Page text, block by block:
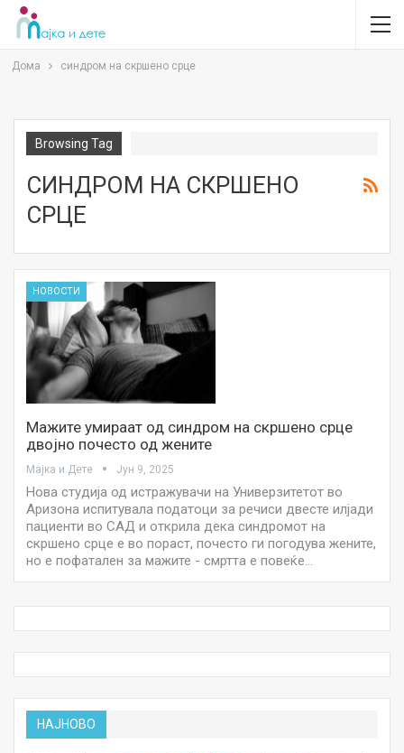
Дома синдром на скршено срце
Browsing Tag
СИНДРОМ НА СКРШЕНО
СРЦЕ
НОВОСТИ
Мажите умираат од синдром на скршено срце
двојно почесто од жените
Мајка и Дете Јун 9, 2025
Нова студија од истражувачи на Универзитетот во
Аризона испитувала податоци за речиси двесте илјади
пациенти во САД и открила дека синдромот на
скршено срце е во пораст, почесто ги погодува жените,
но е пофатален за мажите - смртта е повеќе…
НАЈНОВО